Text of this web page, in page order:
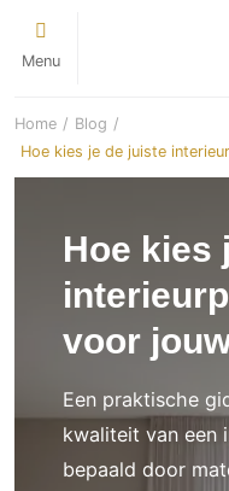
Menu
Architecten
Interieur
Badkamer
Badkamers
Badkamer kranen
Decoratie
Interieurbeplanting
Bloempotten en vazen
Realisatie
Bouwbegeleiding
Serre / Veranda
Villabouw
Dakbedekking
Realisatie
Bijgebouwen
Terrasoverkapping
Hoveniers / Tuinaanleg
Inrichting
Buitenhaarden
Duurzame oplossingen
Airconditioning
Warmtepompen
Woonstijlen
Interieurstijlen
Binnenkijken
Badkamer
Bibliotheek
Eetkamer
Home / Blog /
Hoe kies je de juiste
Hoe kies
voor
Een praktische
kwaliteit van een
bepaald door